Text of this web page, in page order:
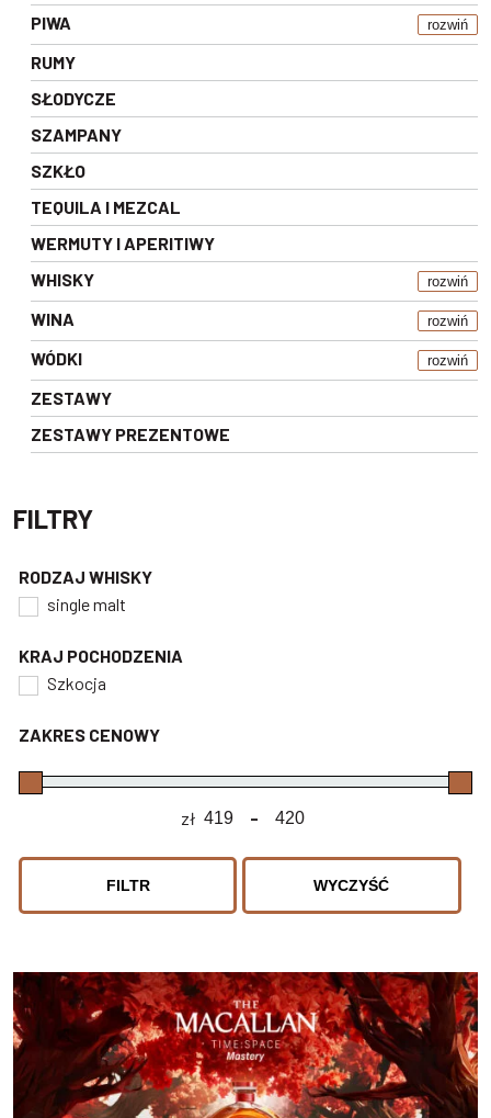
PIWA
rozwiń
RUMY
SŁODYCZE
SZAMPANY
SZKŁO
TEQUILA I MEZCAL
WERMUTY I APERITIWY
WHISKY
rozwiń
WINA rozwiń
WÓDKI rozwiń
ZESTAWY
ZESTAWY PREZENTOWE
FILTRY
RODZAJ WHISKY
single malt
KRAJ POCHODZENIA
Szkocja
ZAKRES CENOWY
zł Minimum Price
-
Maximum Price
FILTR WYCZYŚĆ